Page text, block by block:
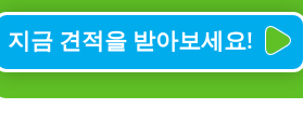
지금 견적을 받아보세요!